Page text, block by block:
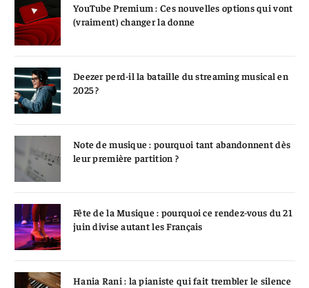
YouTube Premium : Ces nouvelles options qui vont
(vraiment) changer la donne
Deezer perd-il la bataille du streaming musical en
2025 ?
Note de musique : pourquoi tant abandonnent dès
leur première partition ?
Fête de la Musique : pourquoi ce rendez-vous du 21
juin divise autant les Français
Hania Rani : la pianiste qui fait trembler le silence